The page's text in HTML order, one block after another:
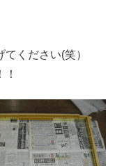
ください(笑）